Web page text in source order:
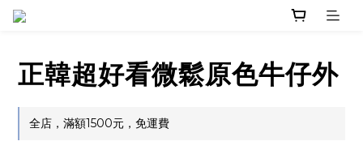
正韓超好看微鬆原色牛仔外
全店，滿額1500元，免運費